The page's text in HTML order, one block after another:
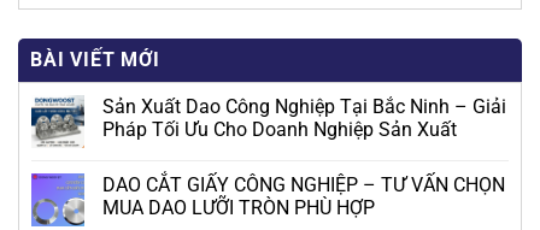
BÀI VIẾT MỚI
Sản Xuất Dao Công Nghiệp Tại Bắc Ninh – Giải
Pháp Tối Ưu Cho Doanh Nghiệp Sản Xuất
DAO CẮT GIẤY CÔNG NGHIỆP – TƯ VẤN CHỌN
MUA DAO LƯỠI TRÒN PHÙ HỢP